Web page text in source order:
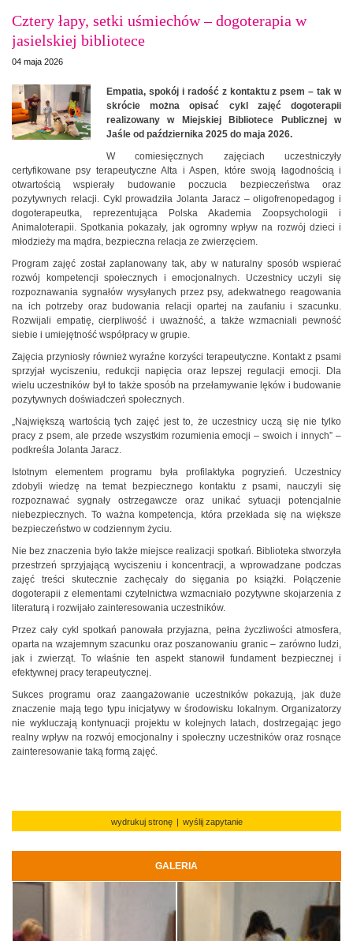
Cztery łapy, setki uśmiechów – dogoterapia w
jasielskiej bibliotece
04 maja 2026
Empatia, spokój i radość z kontaktu z psem – tak w
skrócie można opisać cykl zajęć dogoterapii
realizowany w Miejskiej Bibliotece Publicznej w
Jaśle od października 2025 do maja 2026.
W comiesięcznych zajęciach uczestniczyły
certyfikowane psy terapeutyczne Alta i Aspen, które swoją łagodnością i
otwartością wspierały budowanie poczucia bezpieczeństwa oraz
pozytywnych relacji. Cykl prowadziła Jolanta Jaracz – oligofrenopedagog i
dogoterapeutka, reprezentująca Polska Akademia Zoopsychologii i
Animaloterapii. Spotkania pokazały, jak ogromny wpływ na rozwój dzieci i
młodzieży ma mądra, bezpieczna relacja ze zwierzęciem.
Program zajęć został zaplanowany tak, aby w naturalny sposób wspierać
rozwój kompetencji społecznych i emocjonalnych. Uczestnicy uczyli się
rozpoznawania sygnałów wysyłanych przez psy, adekwatnego reagowania
na ich potrzeby oraz budowania relacji opartej na zaufaniu i szacunku.
Rozwijali empatię, cierpliwość i uważność, a także wzmacniali pewność
siebie i umiejętność współpracy w grupie.
Zajęcia przyniosły również wyraźne korzyści terapeutyczne. Kontakt z psami
sprzyjał wyciszeniu, redukcji napięcia oraz lepszej regulacji emocji. Dla
wielu uczestników był to także sposób na przełamywanie lęków i budowanie
pozytywnych doświadczeń społecznych.
„Największą wartością tych zajęć jest to, że uczestnicy uczą się nie tylko
pracy z psem, ale przede wszystkim rozumienia emocji – swoich i innych” –
podkreśla Jolanta Jaracz.
Istotnym elementem programu była profilaktyka pogryzień. Uczestnicy
zdobyli wiedzę na temat bezpiecznego kontaktu z psami, nauczyli się
rozpoznawać sygnały ostrzegawcze oraz unikać sytuacji potencjalnie
niebezpiecznych. To ważna kompetencja, która przekłada się na większe
bezpieczeństwo w codziennym życiu.
Nie bez znaczenia było także miejsce realizacji spotkań. Biblioteka stworzyła
przestrzeń sprzyjającą wyciszeniu i koncentracji, a wprowadzane podczas
zajęć treści skutecznie zachęcały do sięgania po książki. Połączenie
dogoterapii z elementami czytelnictwa wzmacniało pozytywne skojarzenia z
literaturą i rozwijało zainteresowania uczestników.
Przez cały cykl spotkań panowała przyjazna, pełna życzliwości atmosfera,
oparta na wzajemnym szacunku oraz poszanowaniu granic – zarówno ludzi,
jak i zwierząt. To właśnie ten aspekt stanowił fundament bezpiecznej i
efektywnej pracy terapeutycznej.
Sukces programu oraz zaangażowanie uczestników pokazują, jak duże
znaczenie mają tego typu inicjatywy w środowisku lokalnym. Organizatorzy
nie wykluczają kontynuacji projektu w kolejnych latach, dostrzegając jego
realny wpływ na rozwój emocjonalny i społeczny uczestników oraz rosnące
zainteresowanie taką formą zajęć.
wydrukuj stronę | wyślij zapytanie
GALERIA